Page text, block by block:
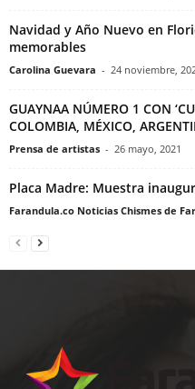
Navidad y Año Nuevo en
memorables
Carolina Guevara - 24 noviembre,
GUAYNAA NÚMERO 1 CON
COLOMBIA, MÉXICO,
Prensa de artistas - 26 mayo, 2021
Placa Madre: Muestra
Farandula.co Noticias Chismes de